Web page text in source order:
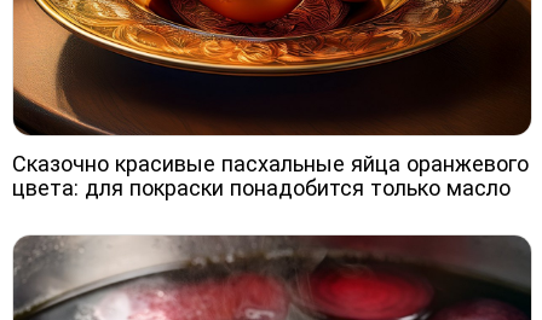
Сказочно красивые пасхальные яйца оранжевого
цвета: для покраски понадобится только масло